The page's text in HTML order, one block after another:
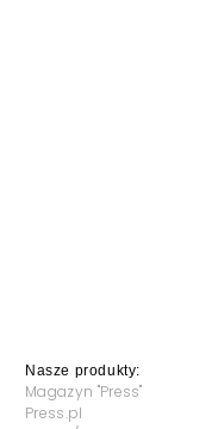
Nasze produkty:
Magazyn "Press"
Press.pl